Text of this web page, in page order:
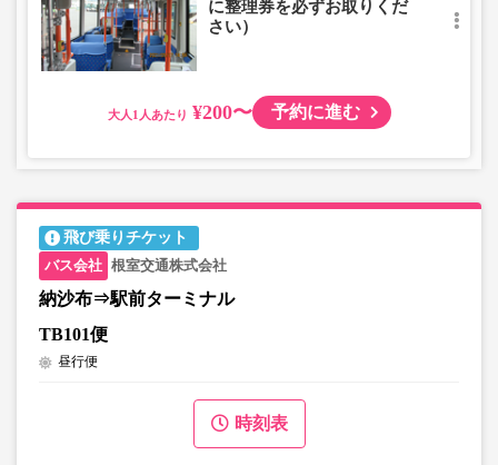
に整理券を必ずお取りくだ
さい）
大人 ¥200〜 予約に進む
飛び乗りチケット
根室交通株式会社
納沙布⇒駅前ターミナル
TB101便
昼行便
時刻表